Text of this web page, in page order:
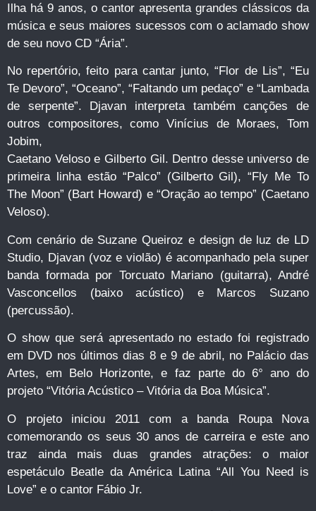
Ilha há 9 anos, o cantor apresenta grandes clássicos da
música e seus maiores sucessos com o aclamado show
de seu novo CD “Ária”.
No repertório, feito para cantar junto, “Flor de Lis”, “Eu
Te Devoro”, “Oceano”, “Faltando um pedaço” e “Lambada
de serpente”. Djavan interpreta também canções de
outros compositores, como Vinícius de Moraes, Tom
Jobim,
Caetano Veloso e Gilberto Gil. Dentro desse universo de
primeira linha estão “Palco” (Gilberto Gil), “Fly Me To
The Moon” (Bart Howard) e “Oração ao tempo” (Caetano
Veloso).
Com cenário de Suzane Queiroz e design de luz de LD
Studio, Djavan (voz e violão) é acompanhado pela super
banda formada por Torcuato Mariano (guitarra), André
Vasconcellos (baixo acústico) e Marcos Suzano
(percussão).
O show que será apresentado no estado foi registrado
em DVD nos últimos dias 8 e 9 de abril, no Palácio das
Artes, em Belo Horizonte, e faz parte do 6° ano do
projeto “Vitória Acústico – Vitória da Boa Música”.
O projeto iniciou 2011 com a banda Roupa Nova
comemorando os seus 30 anos de carreira e este ano
traz ainda mais duas grandes atrações: o maior
espetáculo Beatle da América Latina “All You Need is
Love” e o cantor Fábio Jr.